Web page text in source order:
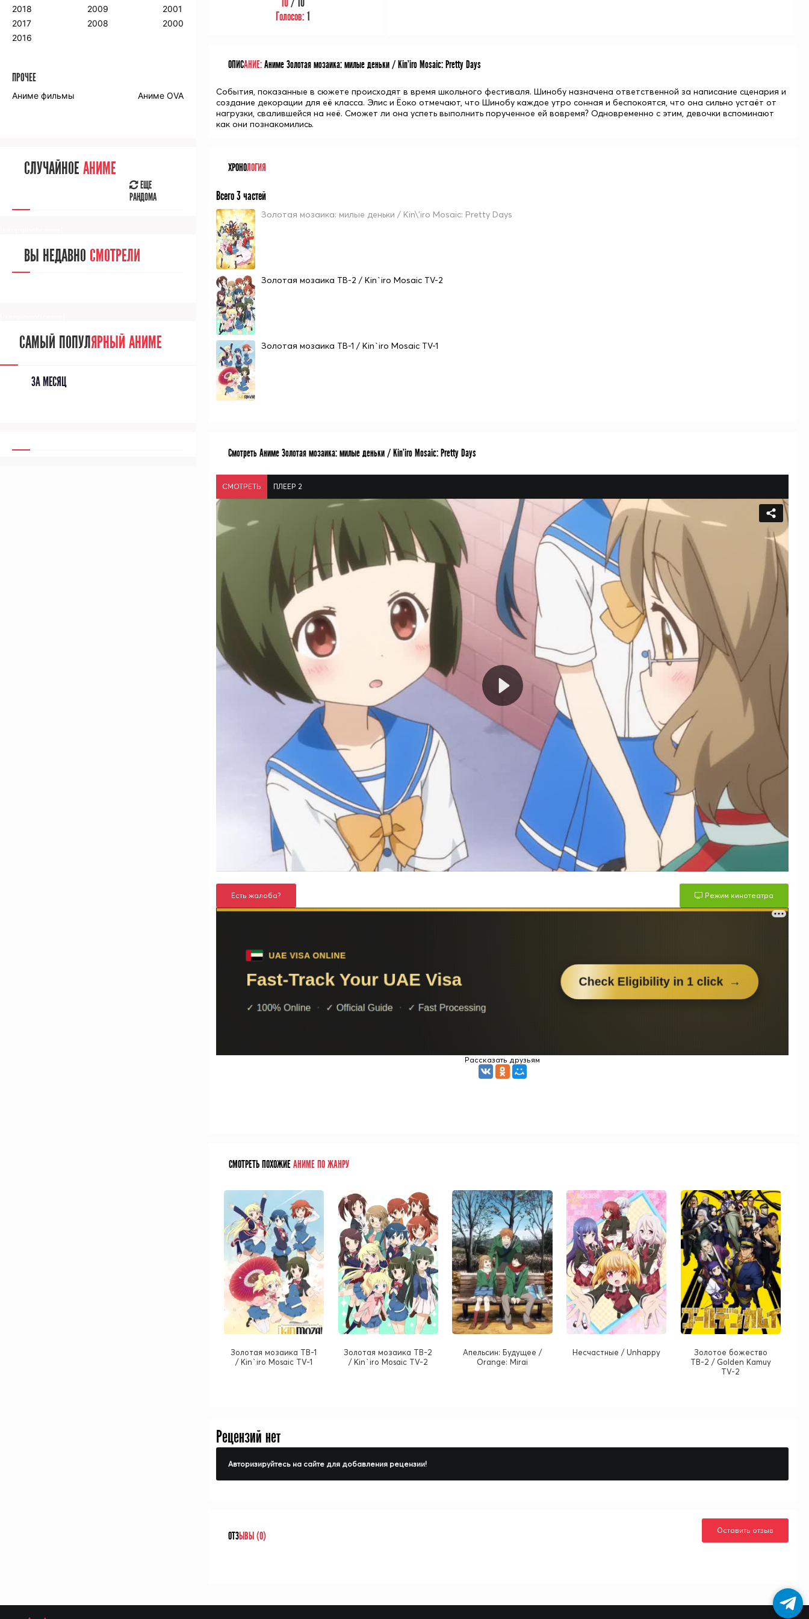
Голосов:1
ОПИСАНИЕ:Аниме Золотая мозаика: милые деньки / Kin'iro Mosaic: Pretty Days
События, показанные в сюжете происходят в время школьного фестиваля. Шинобу назначена ответственной за написание сценария и
создание декорации для её класса. Элис и Ёоко отмечают, что Шинобу каждое утро сонная и беспокоятся, что она сильно устаёт от
нагрузки, свалившейся на неё. Сможет ли она успеть выполнить порученное ей вовремя? Одновременно с этим, девочки вспоминают
как они познакомились.
ХРОНОЛОГИЯ
Всего 3 частей
Золотая мозаика: милые деньки / Kin\'iro Mosaic: Pretty Days
Золотая мозаика ТВ-2 / Kin`iro Mosaic TV-2
Золотая мозаика ТВ-1 / Kin`iro Mosaic TV-1
Смотреть Аниме Золотая мозаика: милые деньки / Kin'iro Mosaic: Pretty Days
СМОТРЕТЬ ПЛЕЕР 2
Есть жалоба? Режим кинотеатра
Рассказать друзьям
СМОТРЕТЬ ПОХОЖИЕАНИМЕ ПО ЖАНРУ
Золотая мозаика ТВ-1
/ Kin`iro Mosaic TV-1
Золотая мозаика ТВ-2
/ Kin`iro Mosaic TV-2
Апельсин: Будущее /
Orange: Mirai
Несчастные / Unhappy
Золотое божество
ТВ-2 / Golden Kamuy
TV-2
Рецензий нет
Авторизируйтесь на сайте для добавления рецензии!
ОТЗЫВЫ (0) Оставить отзыв
2018
2017
2016
2009
2008
2001
2000
ПРОЧЕЕ
Аниме фильмы Аниме OVA
СЛУЧАЙНОЕ АНИМЕ
ЕЩЕ
РАНДОМА
ВЫ НЕДАВНО СМОТРЕЛИ
САМЫЙ ПОПУЛЯРНЫЙ АНИМЕ
ЗА МЕСЯЦ